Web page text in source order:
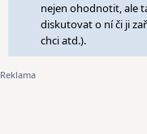
nejen ohodnotit, ale
diskutovat o ní či ji
chci atd.).